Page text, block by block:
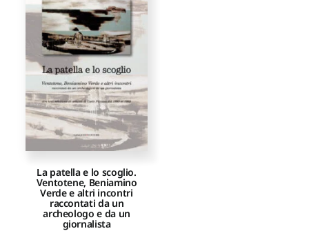
La patella e lo scoglio.
Ventotene, Beniamino
Verde e altri incontri
raccontati da un
archeologo e da un
giornalista